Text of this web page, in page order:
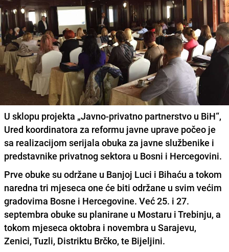
U sklopu projekta „Javno-privatno partnerstvo u BiH“,
Ured koordinatora za reformu javne uprave počeo je
sa realizacijom serijala obuka za javne službenike i
predstavnike privatnog sektora u Bosni i Hercegovini.
Prve obuke su održane u Banjoj Luci i Bihaću a tokom
naredna tri mjeseca one će biti održane u svim većim
gradovima Bosne i Hercegovine. Već 25. i 27.
septembra obuke su planirane u Mostaru i Trebinju, a
tokom mjeseca oktobra i novembra u Sarajevu,
Zenici, Tuzli, Distriktu Brčko, te Bijeljini.